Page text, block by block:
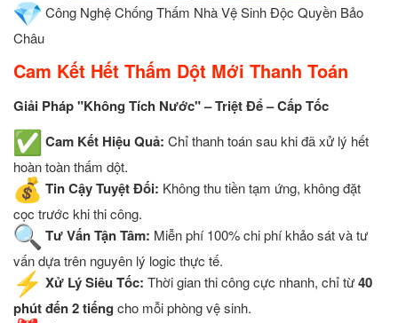
Công Nghệ Chống Thấm Nhà Vệ Sinh Độc Quyền Bảo
Châu
Cam Kết Hết Thấm Dột Mới Thanh Toán
Giải Pháp "Không Tích Nước" – Triệt Để – Cấp Tốc
Cam Kết Hiệu Quả: Chỉ thanh toán sau khi đã xử lý hết
hoàn toàn thấm dột.
Tin Cậy Tuyệt Đối: Không thu tiền tạm ứng, không đặt
cọc trước khi thi công.
Tư Vấn Tận Tâm: Miễn phí 100% chi phí khảo sát và tư
vấn dựa trên nguyên lý logic thực tế.
Xử Lý Siêu Tốc: Thời gian thi công cực nhanh, chỉ từ40
phút đến 2 tiếng cho mỗi phòng vệ sinh.